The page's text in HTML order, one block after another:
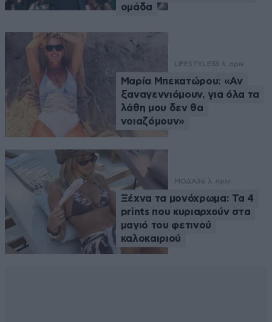
ομάδα
LIFESTYLE33 λ. πριν
Μαρία Μπεκατώρου: «Αν
ξαναγεννιόμουν, για όλα τα
λάθη μου δεν θα
νοιαζόμουν»
ΜΟΔΑ36 λ. πριν
Ξέχνα τα μονόχρωμα: Τα 4
prints που κυριαρχούν στα
μαγιό του φετινού
καλοκαιριού